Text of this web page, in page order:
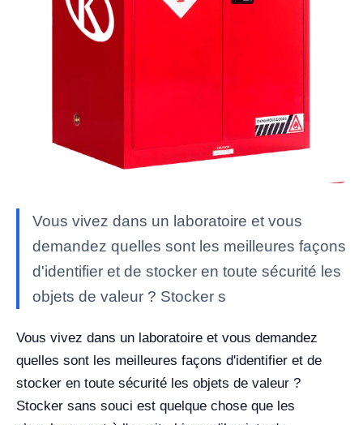
Vous vivez dans un laboratoire et vous
demandez quelles sont les meilleures façons
d'identifier et de stocker en toute sécurité les
objets de valeur ? Stocker s
Vous vivez dans un laboratoire et vous demandez
quelles sont les meilleures façons d'identifier et de
stocker en toute sécurité les objets de valeur ?
Stocker sans souci est quelque chose que les